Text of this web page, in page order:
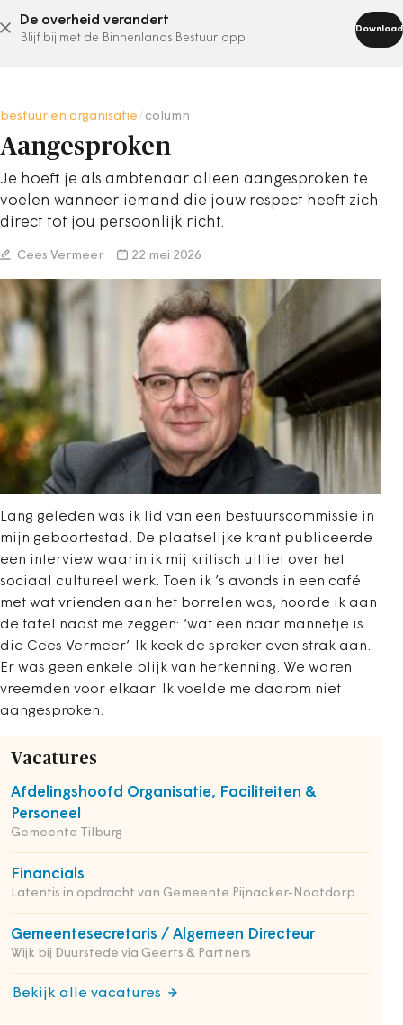
De overheid verandert
Blijf bij met de Binnenlands Bestuur app
Download
abonneer nu
bestuur en organisatie column
Aangesproken
Je hoeft je als ambtenaar alleen aangesproken te
voelen wanneer iemand die jouw respect heeft zich
direct tot jou persoonlijk richt.
Cees Vermeer 22 mei 2026
Lang geleden was ik lid van een bestuurscommissie in
mijn geboortestad. De plaatselijke krant publiceerde
een interview waarin ik mij kritisch uitliet over het
sociaal cultureel werk. Toen ik ’s avonds in een café
met wat vrienden aan het borrelen was, hoorde ik aan
de tafel naast me zeggen: ‘wat een naar mannetje is
die Cees Vermeer’. Ik keek de spreker even strak aan.
Er was geen enkele blijk van herkenning. We waren
vreemden voor elkaar. Ik voelde me daarom niet
aangesproken.
Vacatures
Afdelingshoofd Organisatie, Faciliteiten &
Personeel
Gemeente Tilburg
Financials
Latentis in opdracht van Gemeente Pijnacker-Nootdorp
Gemeentesecretaris / Algemeen Directeur
Wijk bij Duurstede via Geerts & Partners
Bekijk alle vacatures